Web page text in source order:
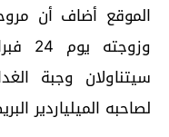
الموقع أضاف أن
سيتناولان وجبة
لصاحبه الميلياردير